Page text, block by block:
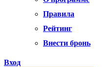
Правила
Рейтинг
Внести бронь
Вход